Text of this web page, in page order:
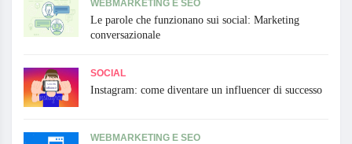
WEBMARKETING E SEO
Le parole che funzionano sui social: Marketing
conversazionale
SOCIAL
Instagram: come diventare un influencer di successo
WEBMARKETING E SEO